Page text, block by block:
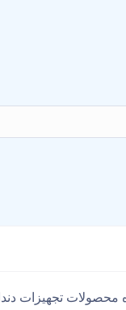
معتبر سراسر کشور با بیش از 1000 محصول